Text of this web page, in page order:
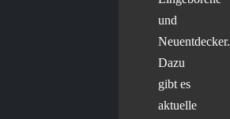
und
Neuentdecker.
Dazu
gibt es
aktuelle